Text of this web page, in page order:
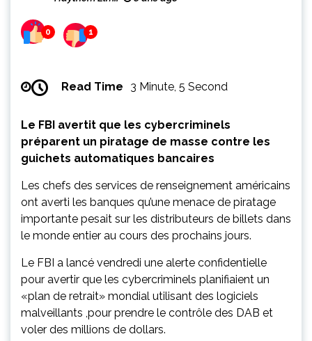
0 1
Read Time 3 Minute, 5 Second
Le FBI avertit que les cybercriminels
préparent un piratage de masse contre les
guichets automatiques bancaires
Les chefs des services de renseignement américains
ont averti les banques qu’une menace de piratage
importante pesait sur les distributeurs de billets dans
le monde entier au cours des prochains jours.
Le FBI a lancé vendredi une alerte confidentielle
pour avertir que les cybercriminels planifiaient un
«plan de retrait» mondial utilisant des logiciels
malveillants ,pour prendre le contrôle des DAB et
voler des millions de dollars.